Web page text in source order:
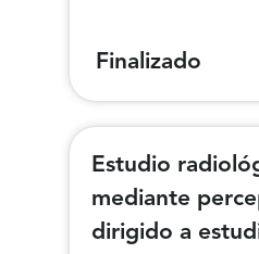
Finalizado
Estudio
mediante
dirigido a